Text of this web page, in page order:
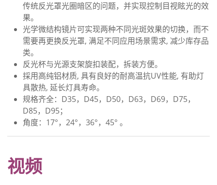
传统反光罩光圈暗区的问题，并实现控制目视眩光的效
果。
光学微结构镜片可实现两种不同光斑效果的切换，而不
需要再更换反光罩, 满足不同应用场景需求, 减少库存品
类。
反光杯与光源支架旋扣装配，拆装方便。
採用高纯铝材质, 具有良好的耐高温抗UV性能, 有助灯
具散热, 延长灯具寿命。
规格齐全：D35，D45，D50，D63，D69，D75，
D85，D95；
角度：17°，24°，36°，45° 。
视频